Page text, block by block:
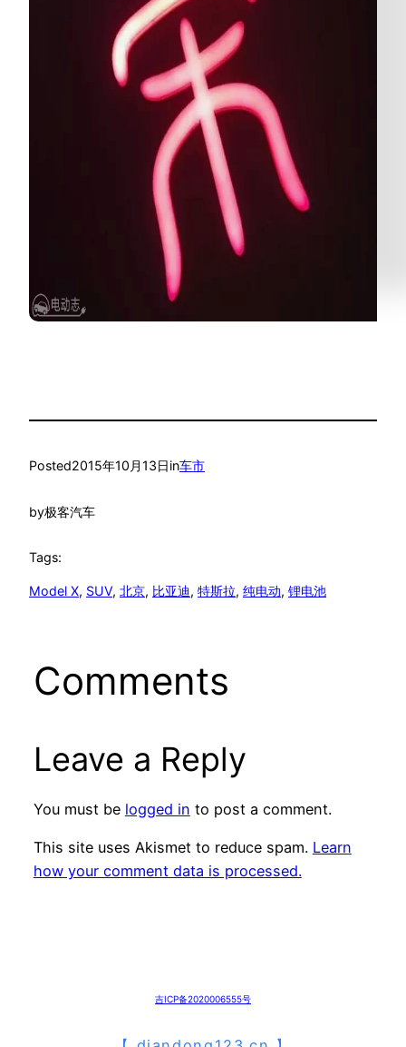
Posted2015年10月13日in车市
by极客汽车
Tags:
Model X, SUV, 北京, 比亚迪, 特斯拉, 纯电动, 锂电池
Comments
Leave a Reply
You must be logged in to post a comment.
This site uses Akismet to reduce spam. Learn
how your comment data is processed.
吉ICP备2020006555号